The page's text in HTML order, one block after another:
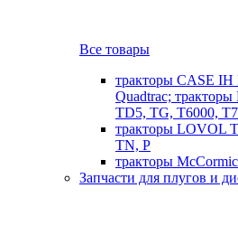
Все товары
тракторы CASE IH
Quadtrac;
TD5, TG, T6000,
тракторы LOVOL
TN, P
тракторы
Запчасти для плугов и